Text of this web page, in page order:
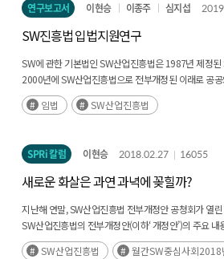
연구보고서 이현승 이종주 심지섭
SW진흥법 입법지원연구
SW에 관한 기본법인 SW산업진흥법은 1987년 제정
2000년에 SW산업진흥법으로 전부개정된 이래로 공
일부개정이 10여 차례 이뤄진 바 있다. 2014년의 SW
2016년 초 세계경제포럼에서 논의된 제4차 산업혁명에
SW산업진흥법 전부개정안(후략)
임법 SW산업진흥법
SPRi 칼럼 이현승 2018.02.27 16055
새로운 화살은 과연 과녁에 꽂힐까?
지난해 연말, SW산업진흥법 전부개정안 공청회가 열
SW산업진흥법의 전부개정안(이하‘ 개정안’)의 주요
SW산업진흥법
월간SW중심사회2018